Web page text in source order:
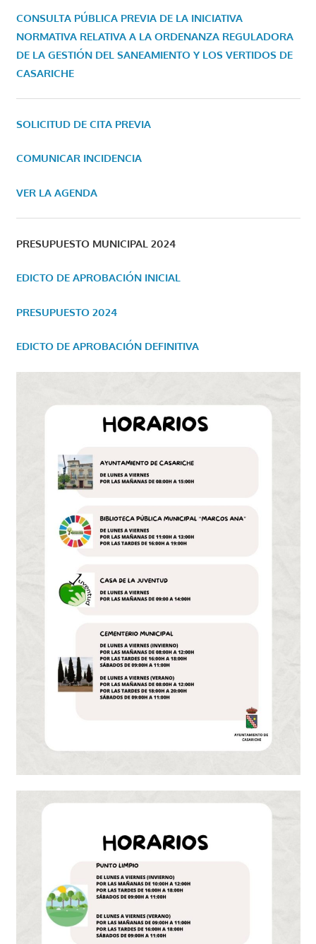
CONSULTA PÚBLICA PREVIA DE LA INICIATIVA
NORMATIVA RELATIVA A LA ORDENANZA REGULADORA
DE LA GESTIÓN DEL SANEAMIENTO Y LOS VERTIDOS DE
CASARICHE
SOLICITUD DE CITA PREVIA
COMUNICAR INCIDENCIA
VER LA AGENDA
PRESUPUESTO MUNICIPAL 2024
EDICTO DE APROBACIÓN INICIAL
PRESUPUESTO 2024
EDICTO DE APROBACIÓN DEFINITIVA